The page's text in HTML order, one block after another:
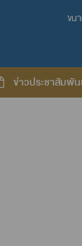
ขน
ข่าวประชาสัมพั